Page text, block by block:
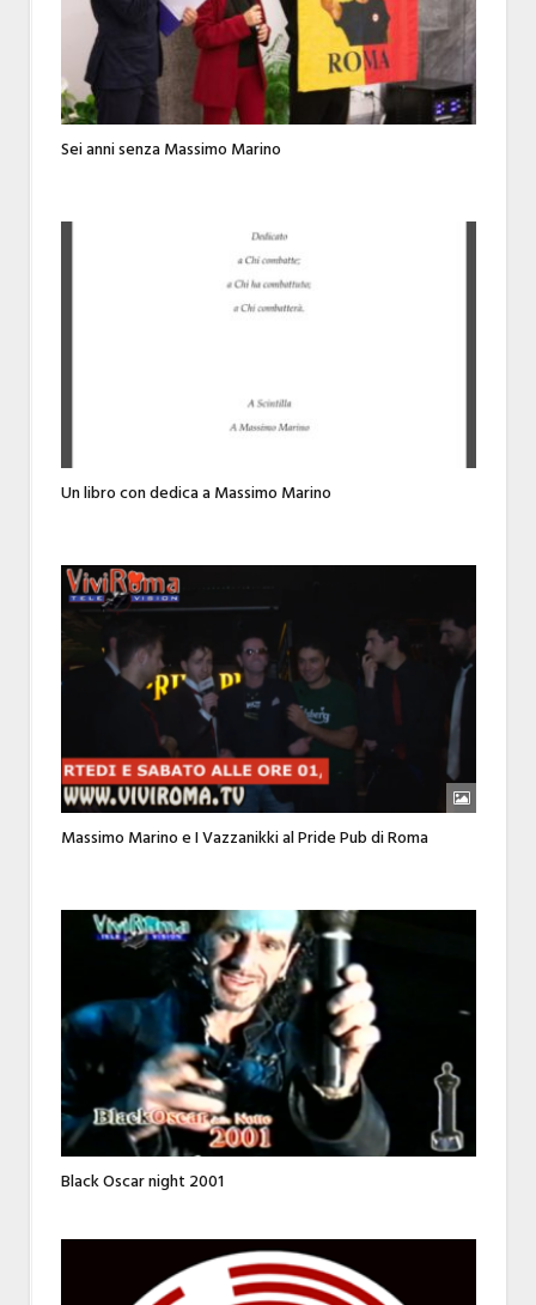
Sei anni senza Massimo Marino
Un libro con dedica a Massimo Marino
Massimo Marino e I Vazzanikki al Pride Pub di Roma
Black Oscar night 2001